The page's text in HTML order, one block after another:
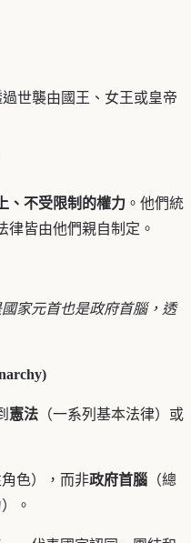
世襲由國王、女王或皇帝
、不受限制的權力 。他們統
律皆由他們親自制定。
家元首也是政府首腦，透
憲法 （一系列基本法律）或
角色），而非政府首腦 （總
。